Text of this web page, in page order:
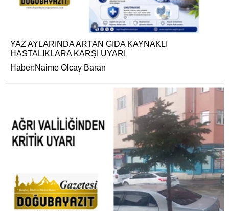
YAZ AYLARINDA ARTAN GIDA KAYNAKLI
HASTALIKLARA KARŞI UYARI
Haber:Naime Olcay Baran